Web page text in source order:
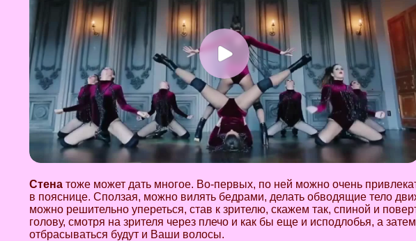
Стена тоже может дать многое. Во-первых, по ней можно очень
в пояснице. Сползая, можно вилять бедрами, делать обводящие тело
можно решительно упереться, став к зрителю, скажем так, спиной и
голову, смотря на зрителя через плечо и как бы еще и исподлобья, а
отбрасываться будут и Ваши волосы.